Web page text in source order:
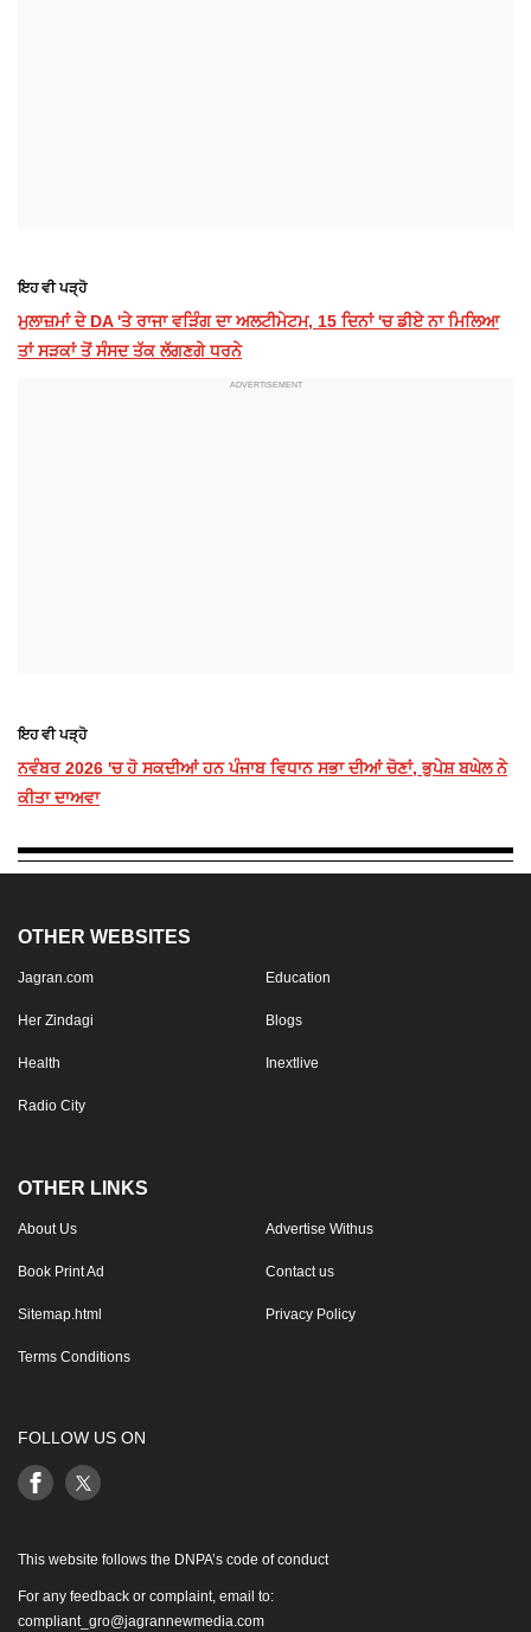
ਇਹ ਵੀ ਪੜ੍ਹੋ
ਮੁਲਾਜ਼ਮਾਂ ਦੇ DA 'ਤੇ ਰਾਜਾ ਵੜਿੰਗ ਦਾ ਅਲਟੀਮੇਟਮ, 15 ਦਿਨਾਂ 'ਚ ਡੀਏ ਨਾ ਮਿਲਿਆ
ਤਾਂ ਸੜਕਾਂ ਤੋਂ ਸੰਸਦ ਤੱਕ ਲੱਗਣਗੇ ਧਰਨੇ
ਇਹ ਵੀ ਪੜ੍ਹੋ
ਨਵੰਬਰ 2026 'ਚ ਹੋ ਸਕਦੀਆਂ ਹਨ ਪੰਜਾਬ ਵਿਧਾਨ ਸਭਾ ਦੀਆਂ ਚੋਣਾਂ, ਭੁਪੇਸ਼ ਬਘੇਲ ਨੇ
ਕੀਤਾ ਦਾਅਵਾ
OTHER WEBSITES
Jagran.com Education
Her Zindagi Blogs
Health Inextlive
Radio City
OTHER LINKS
About Us Advertise Withus
Book Print Ad Contact us
Sitemap.html Privacy Policy
Terms Conditions
FOLLOW US ON
This website follows the DNPA’s code of conduct
For any feedback or complaint, email to:
compliant_gro@jagrannewmedia.com